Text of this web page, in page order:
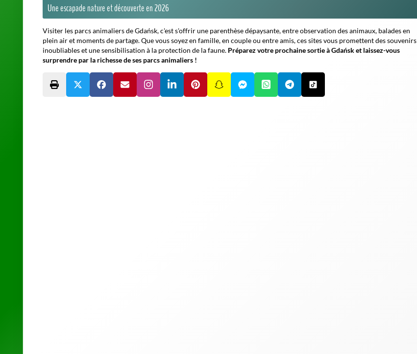
Une escapade nature et découverte en 2026
Visiter les parcs animaliers de Gdańsk, c'est s'offrir une parenthèse dépaysante, entre observation des animaux, balades en
plein air et moments de partage. Que vous soyez en famille, en couple ou entre amis, ces sites vous promettent des souvenirs
inoubliables et une sensibilisation à la protection de la faune. Préparez votre prochaine sortie à Gdańsk et laissez-vous
surprendre par la richesse de ses parcs animaliers !